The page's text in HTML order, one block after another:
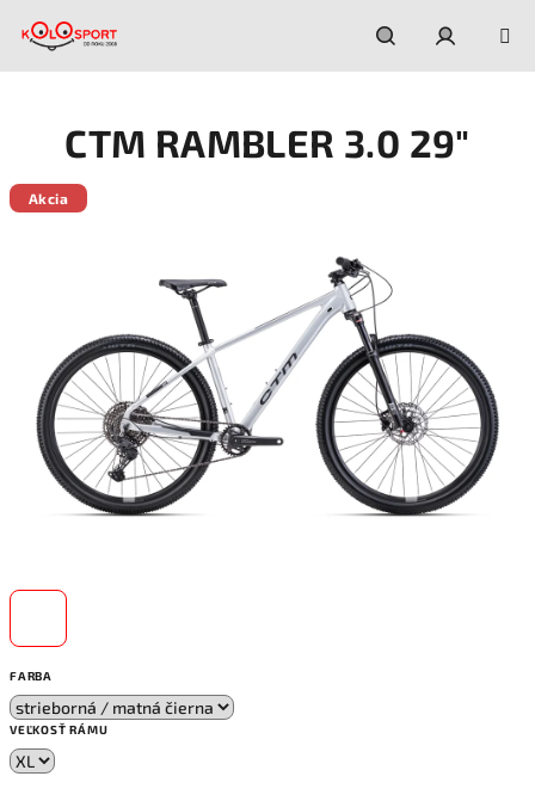
Hľadať
FARBA
VEĽKOSŤ RÁMU
CTM RAMBLER 3.0 29"
Akcia